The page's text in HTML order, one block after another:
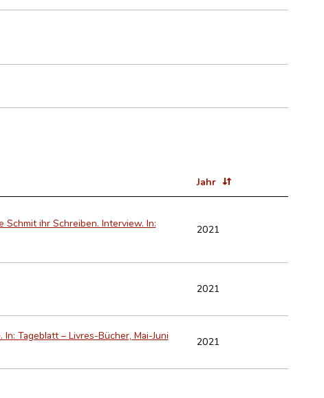
Jahr
Schmit ihr Schreiben. Interview. In:
2021
2021
Tageblatt – Livres-Bücher, Mai-Juni
2021